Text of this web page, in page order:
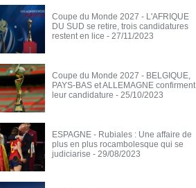
Coupe du Monde 2027 - L'AFRIQUE
DU SUD se retire, trois candidatures
restent en lice - 27/11/2023
Coupe du Monde 2027 - BELGIQUE,
PAYS-BAS et ALLEMAGNE confirment
leur candidature - 25/10/2023
ESPAGNE - Rubiales : Une affaire de
plus en plus rocambolesque qui se
judiciarise - 29/08/2023